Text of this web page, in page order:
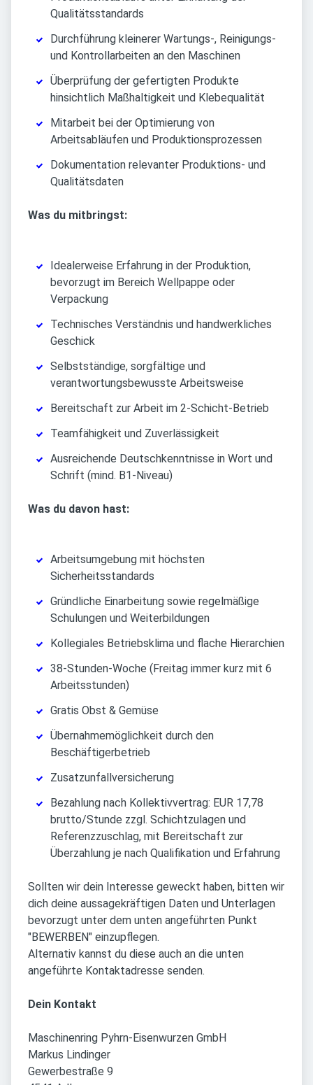
Qualitätsstandards
Durchführung kleinerer Wartungs-, Reinigungs-
und Kontrollarbeiten an den Maschinen
Überprüfung der gefertigten Produkte
hinsichtlich Maßhaltigkeit und Klebequalität
Mitarbeit bei der Optimierung von
Arbeitsabläufen und Produktionsprozessen
Dokumentation relevanter Produktions- und
Qualitätsdaten
Was du mitbringst:
Idealerweise Erfahrung in der Produktion,
bevorzugt im Bereich Wellpappe oder
Verpackung
Technisches Verständnis und handwerkliches
Geschick
Selbstständige, sorgfältige und
verantwortungsbewusste Arbeitsweise
Bereitschaft zur Arbeit im 2-Schicht-Betrieb
Teamfähigkeit und Zuverlässigkeit
Ausreichende Deutschkenntnisse in Wort und
Schrift (mind. B1-Niveau)
Was du davon hast:
Arbeitsumgebung mit höchsten
Sicherheitsstandards
Gründliche Einarbeitung sowie regelmäßige
Schulungen und Weiterbildungen
Kollegiales Betriebsklima und flache Hierarchien
38-Stunden-Woche (Freitag immer kurz mit 6
Arbeitsstunden)
Gratis Obst & Gemüse
Übernahmemöglichkeit durch den
Beschäftigerbetrieb
Zusatzunfallversicherung
Bezahlung nach Kollektivvertrag: EUR 17,78
brutto/Stunde zzgl. Schichtzulagen und
Referenzzuschlag, mit Bereitschaft zur
Überzahlung je nach Qualifikation und Erfahrung
Sollten wir dein Interesse geweckt haben, bitten wir
dich deine aussagekräftigen Daten und Unterlagen
bevorzugt unter dem unten angeführten Punkt
"BEWERBEN" einzupflegen.
Alternativ kannst du diese auch an die unten
angeführte Kontaktadresse senden.
Dein Kontakt
Maschinenring Pyhrn-Eisenwurzen GmbH
Markus Lindinger
Gewerbestraße 9